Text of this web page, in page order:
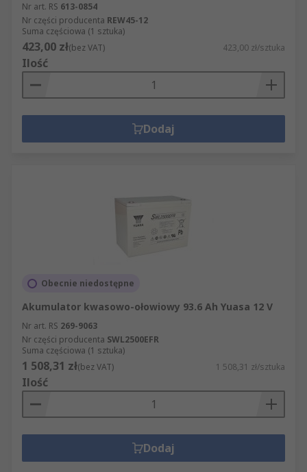
Nr art. RS 613-0854
Nr części producenta REW45-12
Suma częściowa (1 sztuka)
423,00 zł(bez VAT) 423,00 zł/sztuka
Ilość
Dodaj
Obecnie niedostępne
Akumulator kwasowo-ołowiowy 93.6 Ah Yuasa 12 V
Nr art. RS 269-9063
Nr części producenta SWL2500EFR
Suma częściowa (1 sztuka)
1 508,31 zł(bez VAT) 1 508,31 zł/sztuka
Ilość
Dodaj